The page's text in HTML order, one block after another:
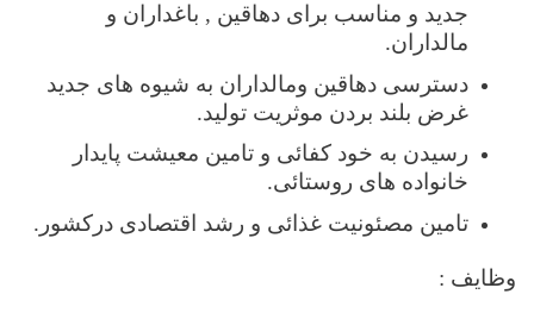
جدید و مناسب برای دهاقین , باغداران و
مالداران.
دسترسی دهاقین ومالداران به شیوه های جدید
غرض بلند بردن موثریت تولید.
رسیدن به خود کفائی و تامین معیشت پایدار
خانواده های روستائی.
تامین مصئونیت غذائی و رشد اقتصادی درکشور.
وظایف :